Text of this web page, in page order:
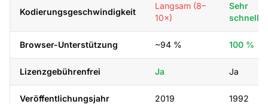
Kodierungsgeschwindigkeit
Langsam (8–
10×)
Sehr
schnell
Browser-Unterstützung ~94 % 100 %
Lizenzgebührenfrei Ja Ja
Veröffentlichungsjahr 2019 1992